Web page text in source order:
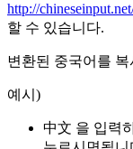
http://
할 수 있습니다.
변환된 중국어를
예시)
中文 을 입력